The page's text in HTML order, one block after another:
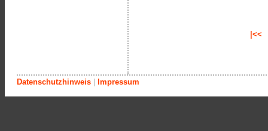
|<<
Datenschutzhinweis Impressum